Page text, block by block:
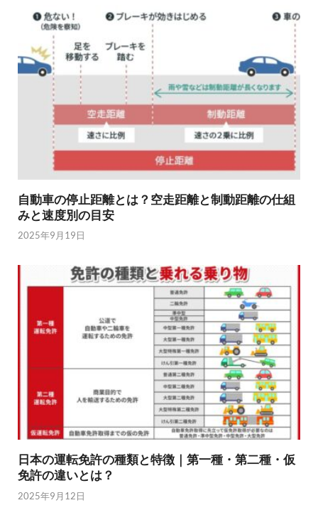
自動車の停止距離とは？空走距離と制動距離の仕組
みと速度別の目安
2025年9月19日
日本の運転免許の種類と特徴｜第一種・第二種・仮
免許の違いとは？
2025年9月12日